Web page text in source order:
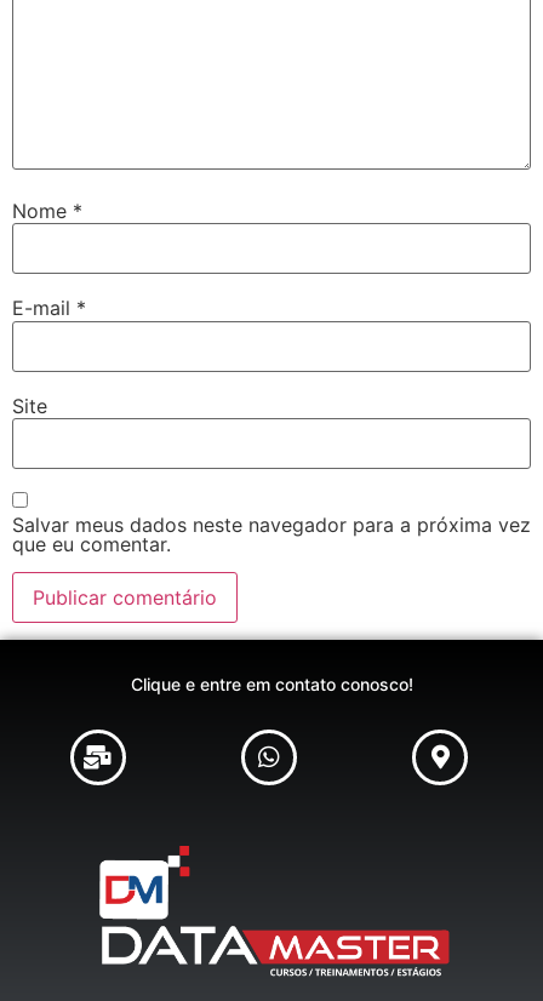
Nome *
E-mail *
Site
Salvar meus dados neste navegador para a próxima vez
que eu comentar.
Clique e entre em contato conosco!